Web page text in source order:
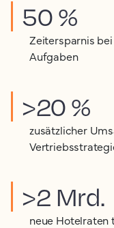
50 %
Zeitersparnis
Aufgaben
>20 %
zusätzlicher
>2 Mrd.
neue